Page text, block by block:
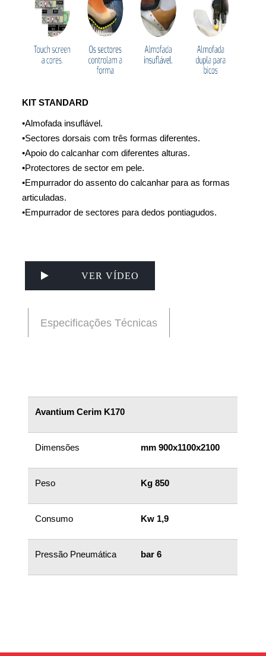
KIT STANDARD
•Almofada insuflável.
•Sectores dorsais com três formas diferentes.
•Apoio do calcanhar com diferentes alturas.
•Protectores de sector em pele.
•Empurrador do assento do calcanhar para as formas
articuladas.
•Empurrador de sectores para dedos pontiagudos.
VER VÍDEO
Especificações Técnicas
Avantium Cerim K170
Dimensões mm 900x1100x2100
Peso Kg 850
Consumo Kw 1,9
Pressão Pneumática bar 6